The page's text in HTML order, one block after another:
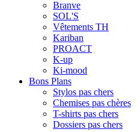
Branve
SOL'S
Vêtements TH
Kariban
PROACT
K-up
Ki-mood
Bons Plans
Stylos pas chers
Chemises pas chères
T-shirts pas chers
Dossiers pas chers